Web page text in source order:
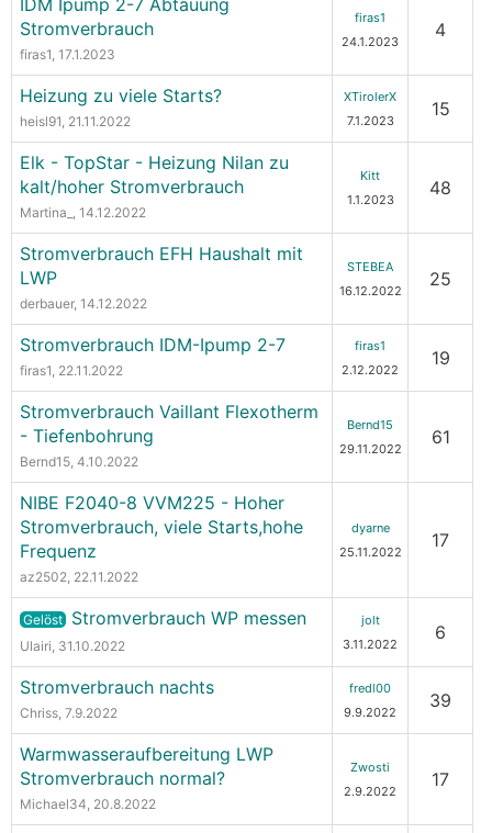
IDM Ipump 2-7 Abtauung
Stromverbrauch
firas1, 17.1.2023
firas1
24.1.2023
4
Heizung zu viele Starts?
heisl91, 21.11.2022
XTirolerX
7.1.2023
15
Elk - TopStar - Heizung Nilan zu
kalt/hoher Stromverbrauch
Martina_ , 14.12.2022
Kitt
1.1.2023
48
Stromverbrauch EFH Haushalt mit
LWP
derbauer, 14.12.2022
STEBEA
16.12.2022
25
Stromverbrauch IDM-Ipump 2-7
firas1, 22.11.2022
firas1
2.12.2022
19
Stromverbrauch Vaillant Flexotherm
- Tiefenbohrung
Bernd15, 4.10.2022
Bernd15
29.11.2022
61
NIBE F2040-8 VVM225 - Hoher
Stromverbrauch, viele Starts,hohe
Frequenz
az2502, 22.11.2022
dyarne
25.11.2022
17
Gelöst Stromverbrauch WP messen
Ulairi, 31.10.2022
jolt
3.11.2022
6
Stromverbrauch nachts
Chriss, 7.9.2022
fredl00
9.9.2022
39
Warmwasseraufbereitung LWP
Stromverbrauch normal?
Michael34, 20.8.2022
Zwosti
2.9.2022
17